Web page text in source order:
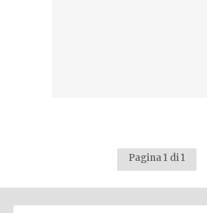
Pagina 1 di 1